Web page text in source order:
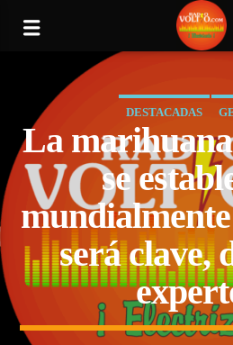
DESTACADAS
La
se
será clave,